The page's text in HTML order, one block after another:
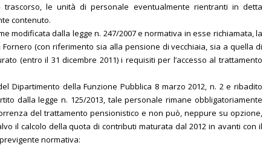
le unità di personale eventualmente rientranti in detta
contenuto.
modificata dalla legge n. 247/2007 e normativa in esse richiamata, la
(con riferimento sia alla pensione di vecchiaia, sia a quella di
(entro il 31 dicembre 2011) i requisiti per l’accesso al trattamento
Dipartimento della Funzione Pubblica 8 marzo 2012, n. 2 e ribadito
dalla legge n. 125/2013, tale personale rimane obbligatoriamente
del trattamento pensionistico e non può, neppure su opzione,
il calcolo della quota di contributi maturata dal 2012 in avanti con il
normativa: